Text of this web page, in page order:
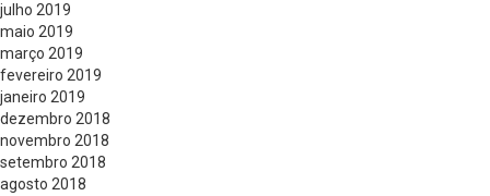
julho 2019
maio 2019
março 2019
fevereiro 2019
janeiro 2019
dezembro 2018
novembro 2018
setembro 2018
agosto 2018